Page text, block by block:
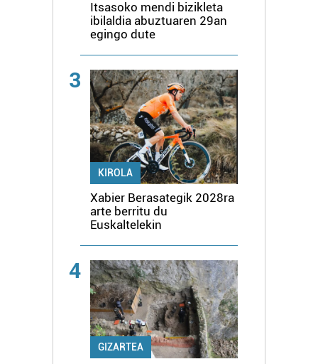
Itsasoko mendi bizikleta
ibilaldia abuztuaren 29an
egingo dute
3
KIROLA
Xabier Berasategik 2028ra
arte berritu du
Euskaltelekin
4
GIZARTEA